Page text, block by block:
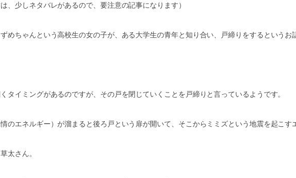
、少しネタバレがあるので、要注意の記事になります）
めちゃんという高校生の女の子が、ある大学生の青年と知り合い、戸締りをするというお
タイミングがあるのですが、その戸を閉じていくことを戸締りと言っているようです。
のエネルギー）が溜まると後ろ戸という扉が開いて、そこからミミズという地震を起こす
太さん。